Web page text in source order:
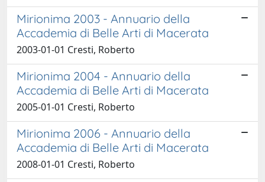
Mirionima 2003 - Annuario della
Accademia di Belle Arti di Macerata
2003-01-01 Cresti, Roberto
Mirionima 2004 - Annuario della
Accademia di Belle Arti di Macerata
2005-01-01 Cresti, Roberto
Mirionima 2006 - Annuario della
Accademia di Belle Arti di Macerata
2008-01-01 Cresti, Roberto